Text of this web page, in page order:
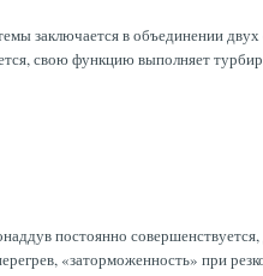
заключается в объединении
свою функцию выполняет
постоянно
«заторможенность» при